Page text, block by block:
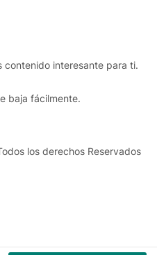
contenido interesante para ti.
baja fácilmente.
los derechos Reservados